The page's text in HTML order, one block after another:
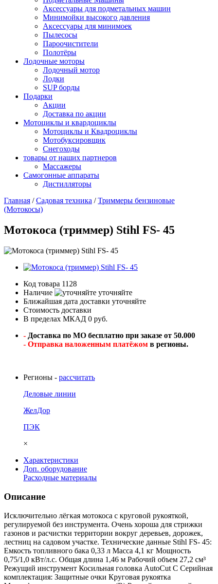
Аксессуары для подметальных машин
Минимойки высокого давления
Аксессуары для минимоек
Пылесосы
Пароочистители
Полотёры
Лодочные моторы
Лодочный мотор
Лодки
SUP борды
Подарки
Акции
Доставка по акции
Мотоциклы и квардоциклы
Мотоциклы и Квадроциклы
Мотобуксировщик
Снегоходы
товары от наших партнеров
Массажеры
Самогонные аппараты
Дистилляторы
Главная /Садовая техника /Триммеры бензиновые
(Мотокосы)
Мотокоса (триммер) Stihl FS- 45
Код товара 1128
Наличие
уточняйте
Ближайшая дата доставки уточняйте
Стоимость доставки
В пределах МКАД 0 руб.
- Доставка по МО бесплатно при заказе от 50.000
- Отправка наложенным платёжом в регионы.
Регионы - рассчитать
Деловые линии
ЖелДор
ПЭК
×
Характеристики
Доп. оборудование
Расходные материалы
Описание
Исключительно лёгкая мотокоса с круговой рукояткой,
регулируемой без инструмента. Очень хороша для стрижки
газонов и расчистки территории вокруг деревьев, дорожек,
лестниц на садовом участке. Технические данные Stihl FS- 45:
Емкость топливного бака 0,33 л Масса 4,1 кг Мощность
0,75/1,0 кВт/л.с. Общая длина 1,46 м Рабочий объем 27,2 см³
Режущий инструмент Косильная головка AutoCut C Серийная
комплектация: Защитные очки Круговая рукоятка